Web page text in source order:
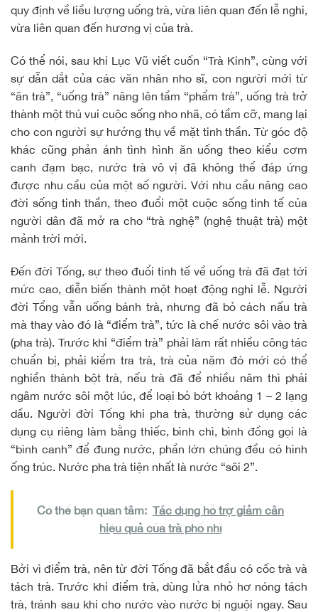
quy định về liều lượng uống trà, vừa liên quan đến lễ nghi,
vừa liên quan đến hương vị của trà.
Có thể nói, sau khi Lục Vũ viết cuốn “Trà Kinh”, cùng với
sự dẫn dắt của các văn nhân nho sĩ, con người mới từ
“ăn trà”, “uống trà” nâng lên tầm “phẩm trà”, uống trà trở
thành một thú vui cuộc sống nho nhã, có tầm cỡ, mang lại
cho con người sự hưởng thụ về mặt tinh thần. Từ góc độ
khác cũng phản ánh tình hình ăn uống theo kiểu cơm
canh đạm bạc, nước trà vô vị đã không thể đáp ứng
được nhu cầu của một số người. Với nhu cầu nâng cao
đời sống tinh thần, theo đuổi một cuộc sống tinh tế của
người dân đã mở ra cho “trà nghệ” (nghệ thuật trà) một
mảnh trời mới.
Đến đời Tống, sự theo đuổi tinh tế về uống trà đã đạt tới
mức cao, diễn biến thành một hoạt động nghi lễ. Người
đời Tổng vẫn uống bánh trà, nhưng đã bỏ cách nấu trà
mà thay vào đó là “điểm trà”, tức là chế nước sôi vào trà
(pha trà). Trước khi “điểm trà” phải làm rất nhiều công tác
chuẩn bị, phải kiểm tra trà, trà của năm đó mới có thể
nghiền thành bột trà, nếu trà đã để nhiều năm thì phải
ngâm nước sôi một lúc, để loại bỏ bớt khoảng 1 – 2 lạng
dầu. Người đời Tống khi pha trà, thường sử dụng các
dụng cụ riêng làm bằng thiếc, bình chì, bình đồng gọi là
“bình canh” để đung nước, phần lớn chúng đều có hình
ống trúc. Nước pha trà tiện nhất là nước “sôi 2”.
Có thể bạn quan tâm: Tác dụng hỗ trợ giảm cân
hiệu quả của trà phổ nhĩ
Bởi vì điểm trà, nên từ đời Tống đã bắt đầu có cốc trà và
tách trà. Trước khi điểm trà, dùng lửa nhỏ hơ nóng tách
trà, tránh sau khi cho nước vào nước bị nguội ngay. Sau